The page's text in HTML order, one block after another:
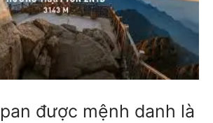
được mệnh danh là